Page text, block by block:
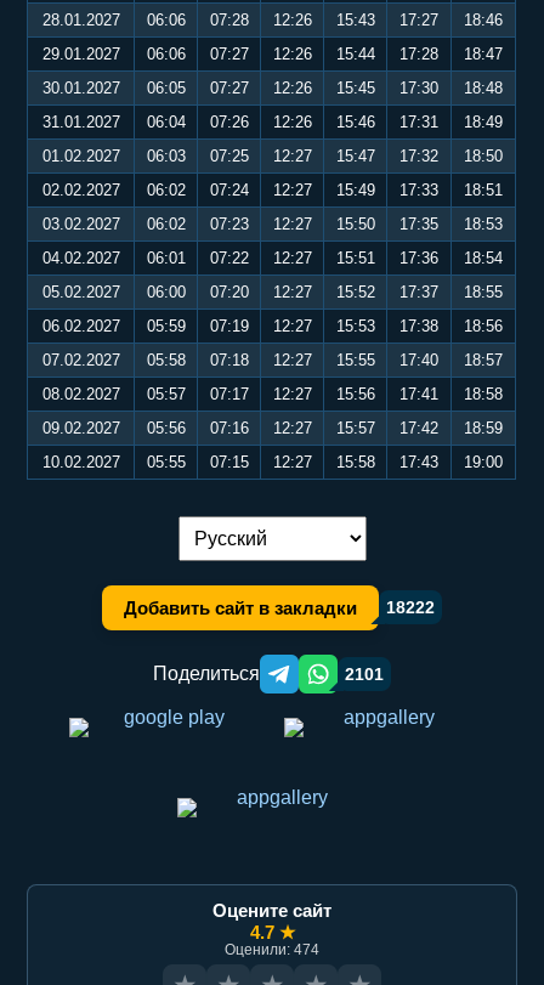
28.01.2027
06:06 07:28 12:26 15:43 17:27
18:46
29.01.2027
06:06 07:27 12:26 15:44 17:28
18:47
30.01.2027
06:05 07:27 12:26 15:45 17:30
18:48
31.01.2027
06:04 07:26 12:26 15:46 17:31
18:49
01.02.2027
06:03 07:25 12:27 15:47 17:32
18:50
02.02.2027
06:02 07:24 12:27 15:49 17:33
18:51
03.02.2027
06:02 07:23 12:27 15:50 17:35
18:53
04.02.2027
06:01 07:22 12:27 15:51 17:36
18:54
05.02.2027
06:00 07:20 12:27 15:52 17:37
18:55
06.02.2027
05:59 07:19 12:27 15:53 17:38
18:56
07.02.2027
05:58 07:18 12:27 15:55 17:40
18:57
08.02.2027
05:57 07:17 12:27 15:56 17:41
18:58
09.02.2027
05:56 07:16 12:27 15:57 17:42
18:59
10.02.2027
05:55 07:15 12:27 15:58 17:43 19:00
Переключение языка:
Добавить сайт в закладки 18222
Поделиться Telegram orqali ulashish
WhatsApp orqali ulashish
2101
Оцените сайт
4.7 ★
Оценили: 474